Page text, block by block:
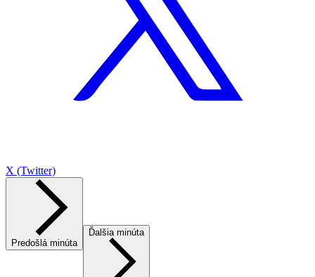
X (Twitter)
Predošlá minúta
Ďalšia minúta